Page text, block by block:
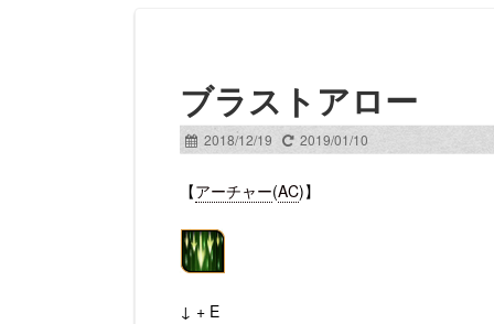
ブラストアロー
2018/12/19 2019/01/10
【アーチャー(AC)】
↓ + E